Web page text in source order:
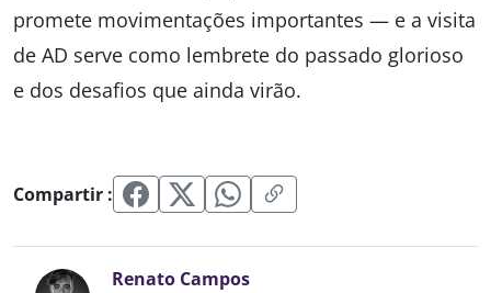
promete movimentações importantes — e a visita
de AD serve como lembrete do passado glorioso
e dos desafios que ainda virão.
Compartir :
Renato Campos